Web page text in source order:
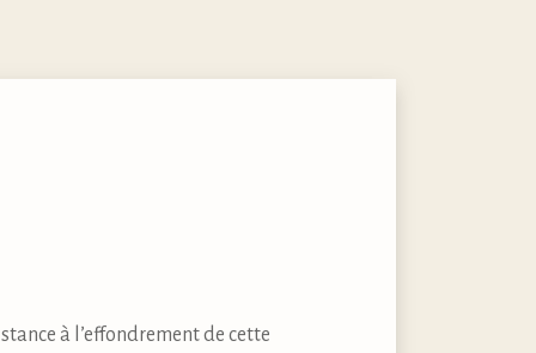
à l’effondrement de cette